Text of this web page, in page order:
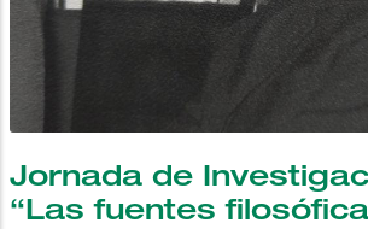
Jornada de
“Las fuentes